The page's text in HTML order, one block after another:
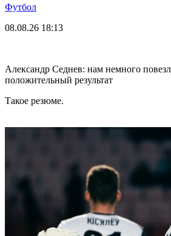
Футбол
08.08.26 18:13
Александр Седнев: нам немного
положительный результат
Такое резюме.